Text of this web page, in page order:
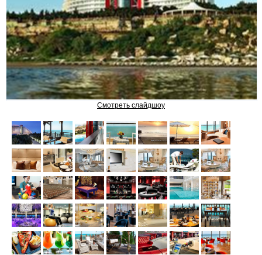
САНАТОРИИ И ОТЕЛИ
Chinar Hotel & Spa Naftalan
SHAHDAG Hotel & Spa
Pik Palace Shahdag
RIXOS GUBA
GARABAG RESORT & SPA
Samaxi Palace Platinum by
Rixos
Смотреть слайдшоу